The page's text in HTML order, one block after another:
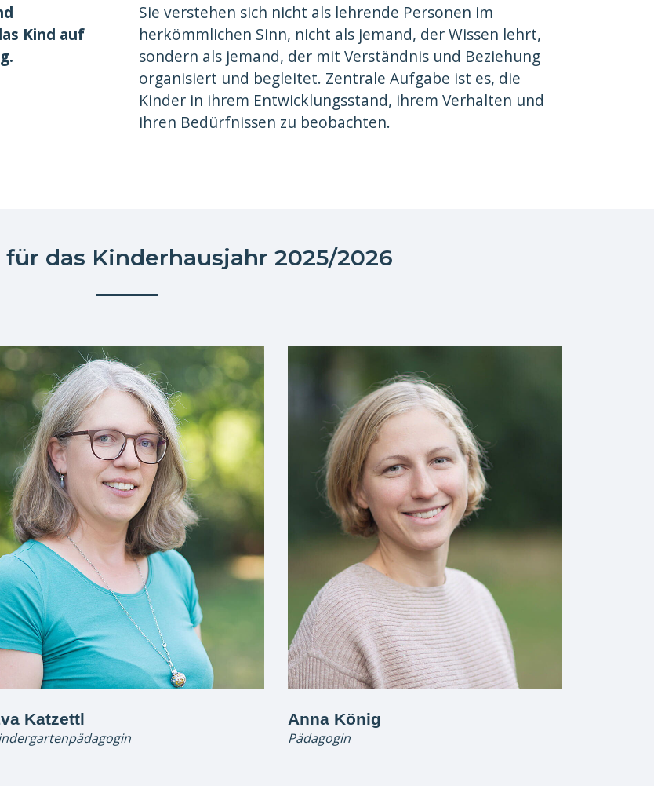
Kind auf
Sie verstehen sich nicht als lehrende Personen im
herkömmlichen Sinn, nicht als jemand, der Wissen lehrt,
sondern als jemand, der mit Verständnis und Beziehung
organisiert und begleitet. Zentrale Aufgabe ist es, die
Kinder in ihrem Entwicklungsstand, ihrem Verhalten und
ihren Bedürfnissen zu beobachten.
für das Kinderhausjahr 2025/2026
Katzettl Anna König
Pädagogin